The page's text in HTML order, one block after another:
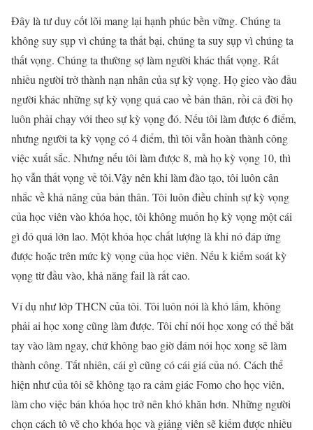
Đây là tư duy cốt lõi mang lại hạnh phúc bền vững. Chúng ta
không suy sụp vì chúng ta thất bại, chúng ta suy sụp vì chúng ta
thất vọng. Chúng ta thường sợ làm người khác thất vọng. Rất
nhiều người trở thành nạn nhân của sự kỳ vọng. Họ gieo vào đầu
người khác những sự kỳ vọng quá cao về bản thân, rồi cả đời họ
luôn phải chạy với theo sự kỳ vọng đó. Nếu tôi làm được 6 điểm,
nhưng người ta kỳ vọng có 4 điểm, thì tôi vẫn hoàn thành công
việc xuất sắc. Nhưng nếu tôi làm được 8, mà họ kỳ vọng 10, thì
họ vẫn thất vọng về tôi.Vậy nên khi làm đào tạo, tôi luôn cân
nhắc về khả năng của bản thân. Tôi luôn điều chỉnh sự kỳ vọng
của học viên vào khóa học, tôi không muốn họ kỳ vọng một cái
gì đó quá lớn lao. Một khóa học chất lượng là khi nó đáp ứng
được hoặc trên mức kỳ vọng của học viên. Nếu k kiếm soát kỳ
vọng từ đầu vào, khả năng fail là rất cao.
Ví dụ như lớp THCN của tôi. Tôi luôn nói là khó lắm, không
phải ai học xong cũng làm được. Tôi chỉ nói học xong có thể bắt
tay vào làm ngay, chứ không bao giờ dám nói học xong sẽ làm
thành công. Tất nhiên, cái gì cũng có cái giá của nó. Cách thể
hiện như của tôi sẽ không tạo ra cảm giác Fomo cho học viên,
làm cho việc bán khóa học trở nên khó khăn hơn. Những người
chọn cách tô vẽ cho khóa học và giảng viên sẽ kiếm được nhiều